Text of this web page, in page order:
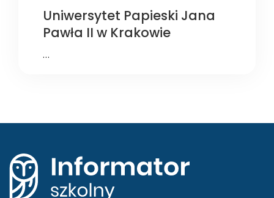
Uniwersytet Papieski Jana
Pawła II w Krakowie
…